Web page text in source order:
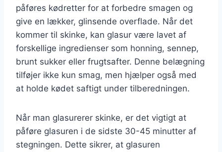
påføres kødretter for at forbedre smagen og
give en lækker, glinsende overflade. Når det
kommer til skinke, kan glasur være lavet af
forskellige ingredienser som honning, sennep,
brunt sukker eller frugtsafter. Denne belægning
tilføjer ikke kun smag, men hjælper også med
at holde kødet saftigt under tilberedningen.
Når man glasurerer skinke, er det vigtigt at
påføre glasuren i de sidste 30-45 minutter af
stegningen. Dette sikrer, at glasuren